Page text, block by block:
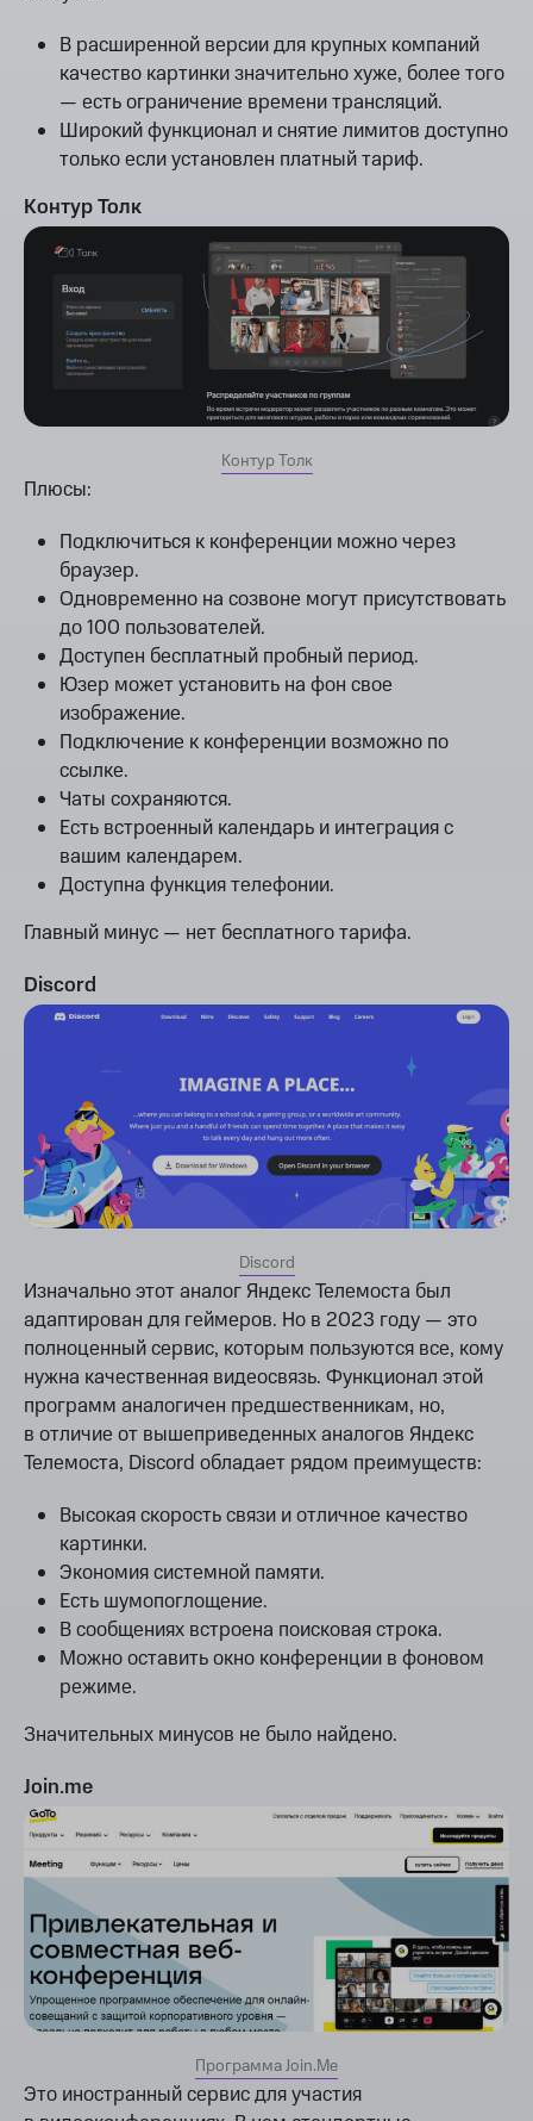
В расширенной версии для крупных компаний
качество картинки значительно хуже, более того
— есть ограничение времени трансляций.
Широкий функционал и снятие лимитов доступно
только если установлен платный тариф.
Контур Толк
Контур Толк
Плюсы:
Подключиться к конференции можно через
браузер.
Одновременно на созвоне могут присутствовать
до 100 пользователей.
Доступен бесплатный пробный период.
Юзер может установить на фон свое
изображение.
Подключение к конференции возможно по
ссылке.
Чаты сохраняются.
Есть встроенный календарь и интеграция с
вашим календарем.
Доступна функция телефонии.
Главный минус — нет бесплатного тарифа.
Discord
Discord
Изначально этот аналог Яндекс Телемоста был
адаптирован для геймеров. Но в 2023 году — это
полноценный сервис, которым пользуются все, кому
нужна качественная видеосвязь. Функционал этой
программ аналогичен предшественникам, но,
в отличие от вышеприведенных аналогов Яндекс
Телемоста, Discord обладает рядом преимуществ:
Высокая скорость связи и отличное качество
картинки.
Экономия системной памяти.
Есть шумопоглощение.
В сообщениях встроена поисковая строка.
Можно оставить окно конференции в фоновом
режиме.
Значительных минусов не было найдено.
Join.me
Программа Join.Me
Это иностранный сервис для участия